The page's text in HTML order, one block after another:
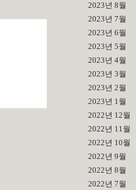
2023년 8월
2023년 7월
2023년 6월
2023년 5월
2023년 4월
2023년 3월
2023년 2월
2023년 1월
2022년 12월
2022년 11월
2022년 10월
2022년 9월
2022년 8월
2022년 7월